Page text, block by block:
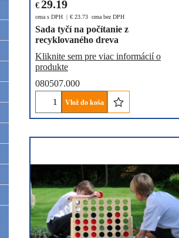
€ 29.19
cena s DPH € 23.73 cena bez DPH
Sada tyčí na počítanie z
recyklovaného dreva
Kliknite sem pre viac informácií o
produkte
080507.000
Vlož do koša